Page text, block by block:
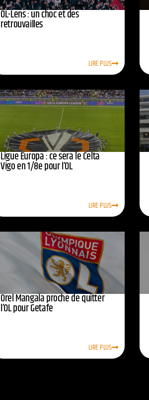
OL-Lens : un choc et des
retrouvailles
LIRE PLUS
Ligue Europa : ce sera le Celta
Vigo en 1/8e pour l’OL
LIRE PLUS
Orel Mangala proche de quitter
l’OL pour Getafe
LIRE PLUS